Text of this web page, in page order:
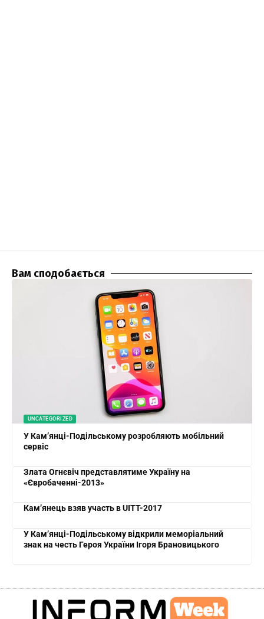
Вам сподобається
UNCATEGORIZED
У Кам’янці-Подільському розробляють мобільний
сервіс
Злата Огнєвіч представлятиме Україну на
«Євробаченні-2013»
Кам’янець взяв участь в UITT-2017
У Кам’янці-Подільському відкрили меморіальний
знак на честь Героя України Ігоря Брановицького